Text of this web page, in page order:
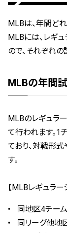
MLBは、年間ど
MLBには、レギ
ので、それぞれの
MLBの年間
MLBのレギュラ
て行われます。1
ており、対戦形
す。
【MLBレギュラー
同地区4チー
同リーグ他地